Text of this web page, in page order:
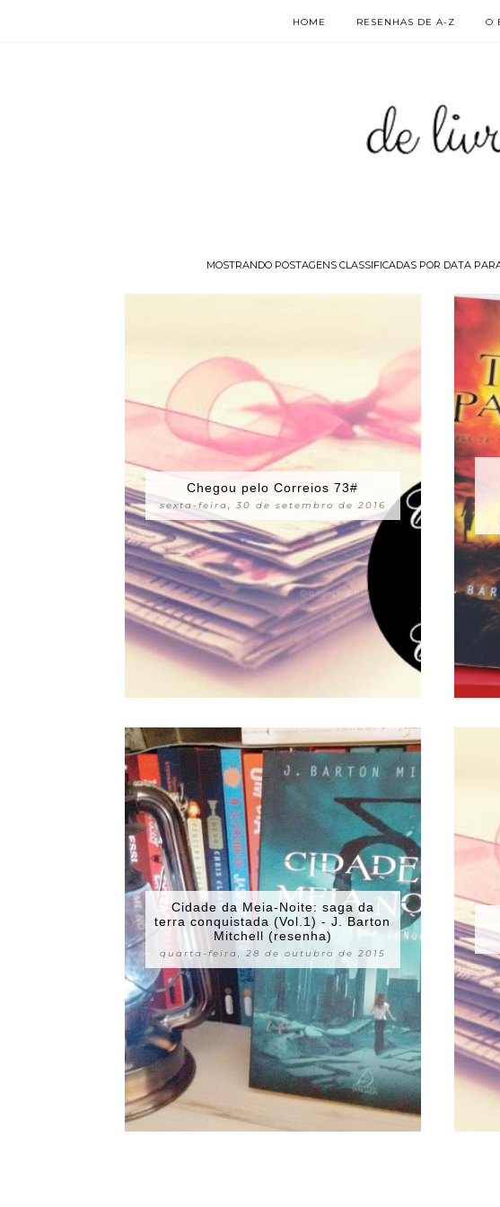
HOME RESENHAS DE A-Z O
MOSTRANDO POSTAGENS CLASSIFICADAS POR DATA
Chegou pelo Correios 73#
sexta-feira, 30 de setembro de 2016
Cidade da Meia-Noite: saga da
terra conquistada (Vol.1) - J. Barton
Mitchell (resenha)
quarta-feira, 28 de outubro de 2015